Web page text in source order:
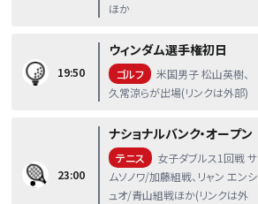
ほか
19:50
ウィンダム選手権初日
ゴルフ
米国男子 松山英樹、
久常涼らが出場(リンクは外部)
23:00
ナショナルバンク・オープン
テニス
女子ダブルス1回戦 サ
ムソノワ/加藤組戦、リャン エンシ
ュオ/青山組戦ほか(リンクは外